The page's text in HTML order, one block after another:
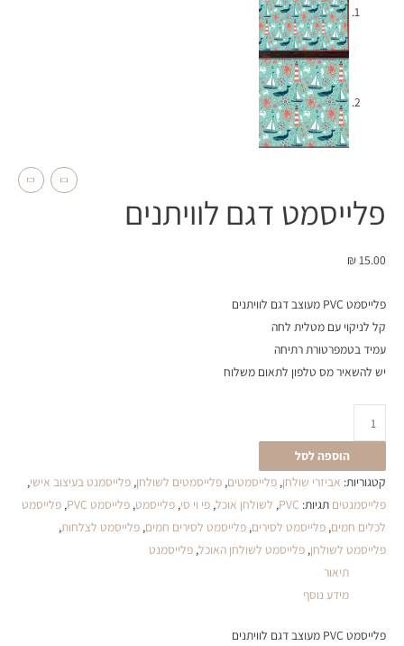
פלייסמט דגם לוויתנים
₪ 15.00
פלייסמט PVC מעוצב דגם לוויתנים
קל לניקוי עם מטלית לחה
עמיד בטמפרטורת רתיחה
יש להשאיר מס טלפון לתאום משלוח
הוספה לסל
קטגוריות: אביזרי שולחן, פלייסמטים, פלייסמטים לשולחן, פלייסמנט בעיצוב אישי,
פלייסמנטים תגיות: PVC
, לשולחן אוכל, פי וי סי, פלייסמט, פלייסמט PVC , פלייסמט
לכלים חמים, פלייסמט לסירים, פלייסמט לסירים חמים, פלייסמט לצלחות,
פלייסמט לשולחן, פלייסמט לשולחן האוכל, פלייסמנט
תיאור
מידע נוסף
פלייסמט PVC מעוצב דגם לוויתנים